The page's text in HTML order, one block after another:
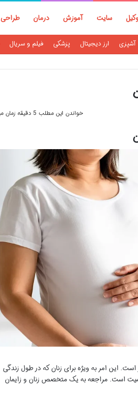
سایت آموزش درمان طراحی
آشپزی ارز دیجیتال پزشکی فیلم و سریال
خواندن این مطلب 5 دقیقه زمان میبرد
این امر به ویژه برای زنان که در طول زندگی
است. مراجعه به یک متخصص زنان و زایمان